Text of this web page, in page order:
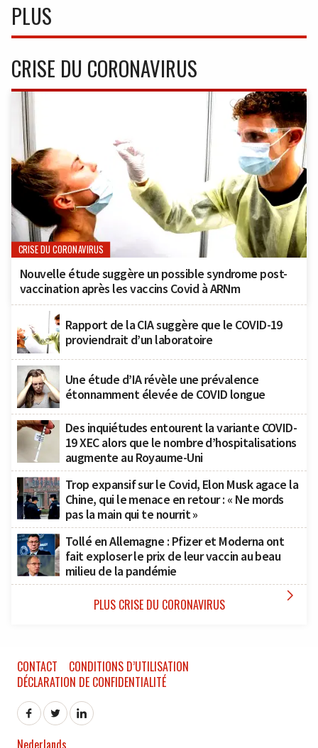
PLUS
CRISE DU CORONAVIRUS
CRISE DU CORONAVIRUS
Nouvelle étude suggère un possible syndrome post-
vaccination après les vaccins Covid à ARNm
Rapport de la CIA suggère que le COVID-19
proviendrait d’un laboratoire
Une étude d’IA révèle une prévalence
étonnamment élevée de COVID longue
Des inquiétudes entourent la variante COVID-
19 XEC alors que le nombre d’hospitalisations
augmente au Royaume-Uni
Trop expansif sur le Covid, Elon Musk agace la
Chine, qui le menace en retour : « Ne mords
pas la main qui te nourrit »
Tollé en Allemagne : Pfizer et Moderna ont
fait exploser le prix de leur vaccin au beau
milieu de la pandémie
PLUS CRISE DU CORONAVIRUS 
CONTACT
CONDITIONS D’UTILISATION
DÉCLARATION DE CONFIDENTIALITÉ
Nederlands